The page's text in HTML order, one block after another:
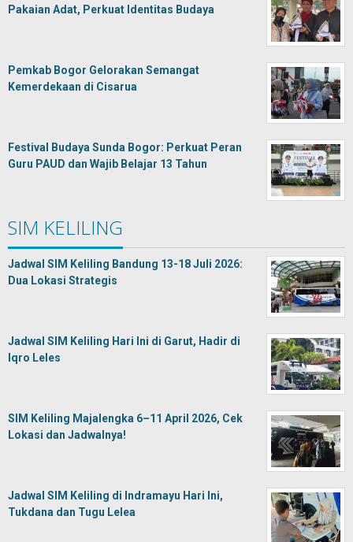
Pakaian Adat, Perkuat Identitas Budaya
Pemkab Bogor Gelorakan Semangat
Kemerdekaan di Cisarua
Festival Budaya Sunda Bogor: Perkuat Peran
Guru PAUD dan Wajib Belajar 13 Tahun
SIM KELILING
Jadwal SIM Keliling Bandung 13-18 Juli 2026:
Dua Lokasi Strategis
Jadwal SIM Keliling Hari Ini di Garut, Hadir di
Iqro Leles
SIM Keliling Majalengka 6–11 April 2026, Cek
Lokasi dan Jadwalnya!
Jadwal SIM Keliling di Indramayu Hari Ini,
Tukdana dan Tugu Lelea